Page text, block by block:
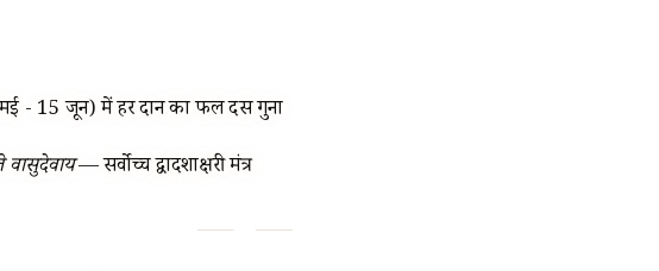
- 15 जून) में हर दान का फल दस गुना
— सर्वोच्च द्वादशाक्षरी मंत्र